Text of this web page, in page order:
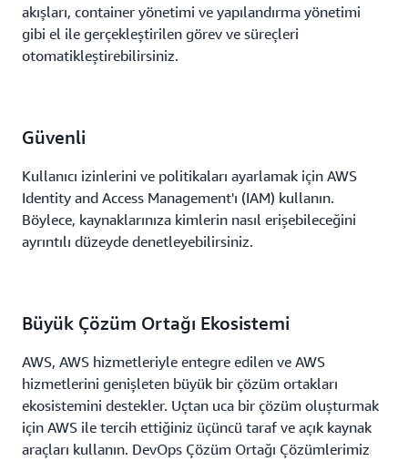
akışları, container yönetimi ve yapılandırma yönetimi
gibi el ile gerçekleştirilen görev ve süreçleri
otomatikleştirebilirsiniz.
Güvenli
Kullanıcı izinlerini ve politikaları ayarlamak için AWS
Identity and Access Management'ı (IAM) kullanın.
Böylece, kaynaklarınıza kimlerin nasıl erişebileceğini
ayrıntılı düzeyde denetleyebilirsiniz.
Büyük Çözüm Ortağı Ekosistemi
AWS, AWS hizmetleriyle entegre edilen ve AWS
hizmetlerini genişleten büyük bir çözüm ortakları
ekosistemini destekler. Uçtan uca bir çözüm oluşturmak
için AWS ile tercih ettiğiniz üçüncü taraf ve açık kaynak
araçları kullanın. DevOps Çözüm Ortağı Çözümlerimiz